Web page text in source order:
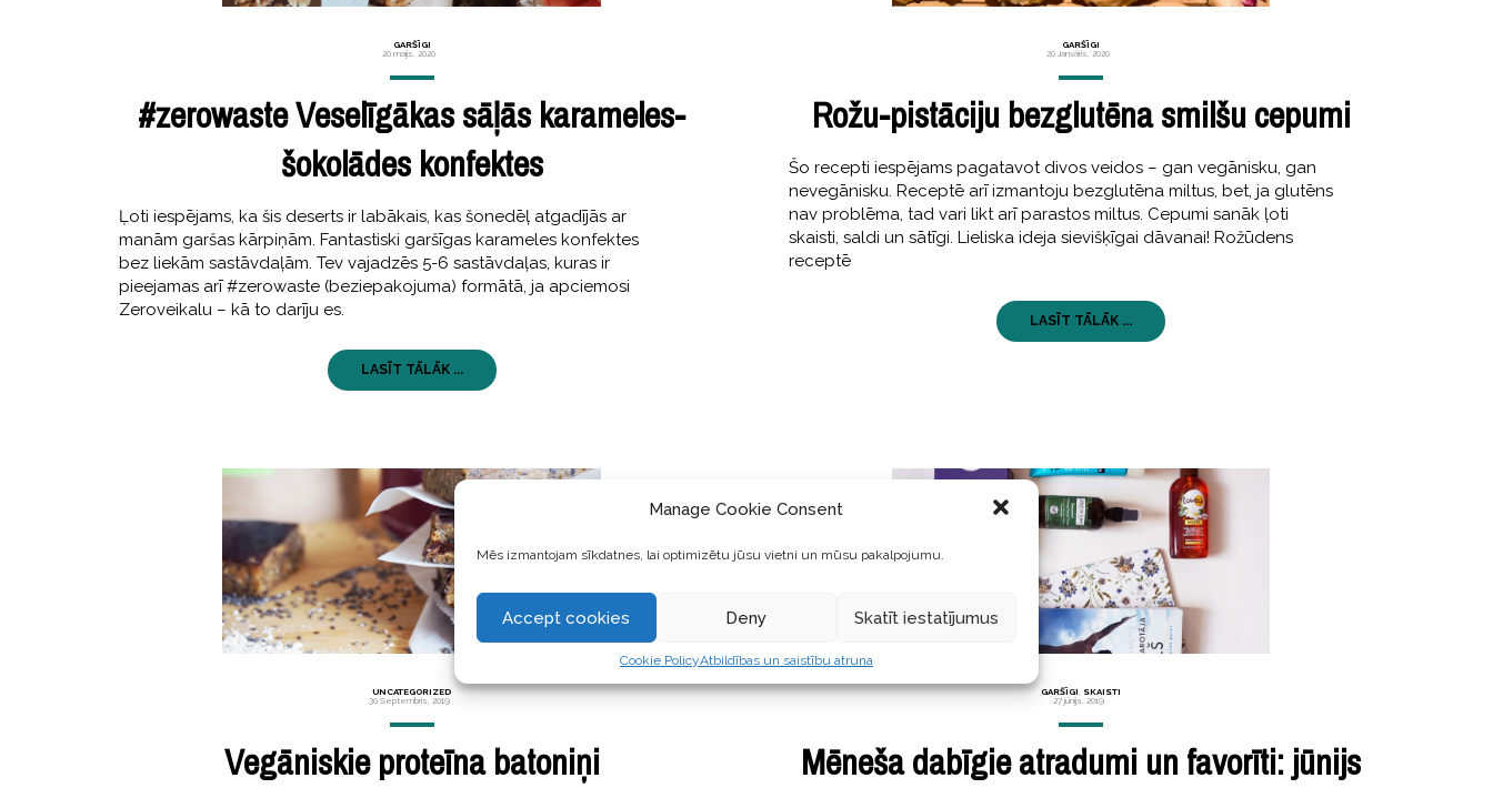
Manage Cookie Consent
Mēs izmantojam sīkdatnes, lai optimizētu jūsu vietni un mūsu pakalpojumu.
Accept cookies Deny Skatīt iestatījumus
Cookie PolicyAtbildības un saistību atruna
GARŠĪGI
20 maijs, 2020
#zerowaste Veselīgākas sāļās karameles-
šokolādes konfektes
Ļoti iespējams, ka šis deserts ir labākais, kas šonedēļ atgadījās ar
manām garšas kārpiņām. Fantastiski garšīgas karameles konfektes
bez liekām sastāvdaļām. Tev vajadzēs 5-6 sastāvdaļas, kuras ir
pieejamas arī #zerowaste (beziepakojuma) formātā, ja apciemosi
Zeroveikalu – kā to darīju es.
LASĪT TĀLĀK ...
GARŠĪGI
20 Janvāris, 2020
Rožu-pistāciju bezglutēna smilšu cepumi
Šo recepti iespējams pagatavot divos veidos – gan vegānisku, gan
nevegānisku. Receptē arī izmantoju bezglutēna miltus, bet, ja glutēns
nav problēma, tad vari likt arī parastos miltus. Cepumi sanāk ļoti
skaisti, saldi un sātīgi. Lieliska ideja sievišķīgai dāvanai! Rožūdens
receptē
LASĪT TĀLĀK ...
UNCATEGORIZED
30 Septembris, 2019
Vegāniskie proteīna batoniņi
GARŠĪGI, SKAISTI
27 jūnijs, 2019
Mēneša dabīgie atradumi un favorīti: jūnijs